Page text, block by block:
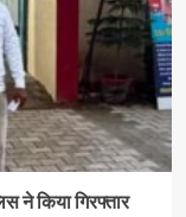
ने किया गिरफ्तार